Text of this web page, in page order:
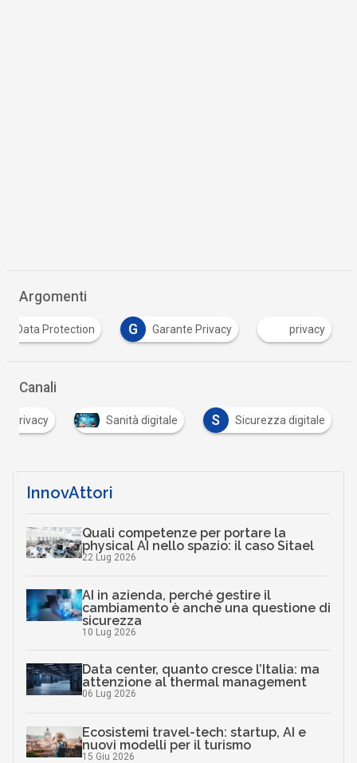
Argomenti
Data Protection G Garante Privacy privacy
Canali
Privacy Sanità digitale S Sicurezza digitale
InnovAttori
Quali competenze per portare la
physical AI nello spazio: il caso Sitael
22 Lug 2026
AI in azienda, perché gestire il
cambiamento è anche una questione di
sicurezza
10 Lug 2026
Data center, quanto cresce l’Italia: ma
attenzione al thermal management
06 Lug 2026
Ecosistemi travel-tech: startup, AI e
nuovi modelli per il turismo
15 Giu 2026